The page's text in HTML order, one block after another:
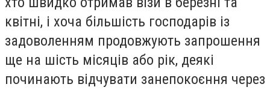
квітні, і хоча більшість господарів із
задоволенням продовжують запрошення
ще на шість місяців або рік, деякі
починають відчувати занепокоєння через